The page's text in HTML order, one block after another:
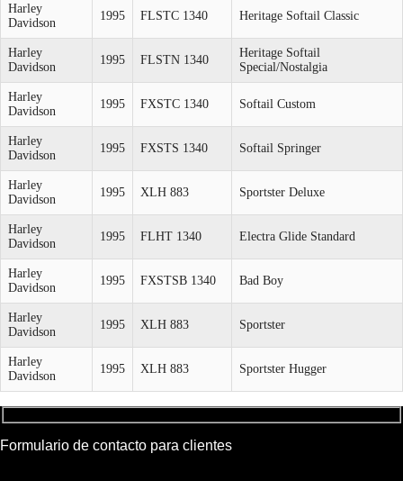
Harley
Davidson
1995 FLSTC 1340 Heritage Softail Classic
Harley
Davidson
1995 FLSTN 1340
Heritage Softail
Special/Nostalgia
Harley
Davidson
1995 FXSTC 1340 Softail Custom
Harley
Davidson
1995 FXSTS 1340 Softail Springer
Harley
Davidson
1995 XLH 883 Sportster Deluxe
Harley
Davidson
1995 FLHT 1340 Electra Glide Standard
Harley
Davidson
1995 FXSTSB 1340 Bad Boy
Harley
Davidson
1995 XLH 883 Sportster
Harley
Davidson
1995 XLH 883 Sportster Hugger
Formulario de contacto para clientes